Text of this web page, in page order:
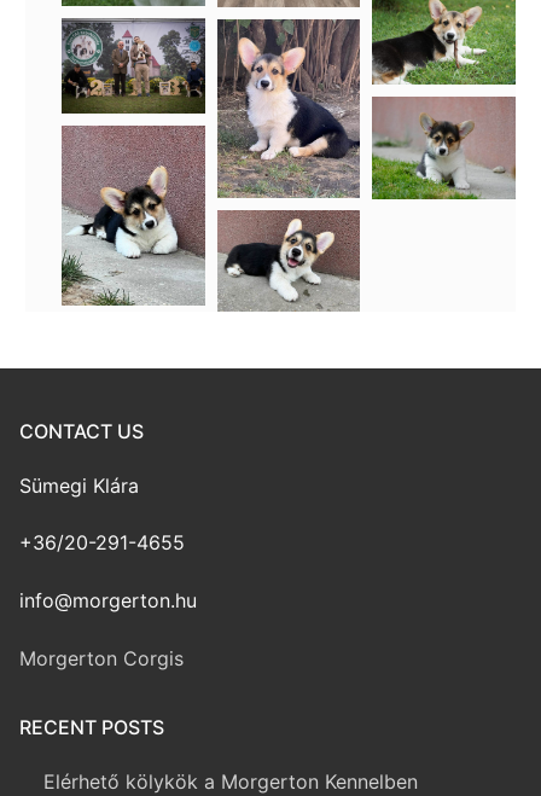
CONTACT US
Sümegi Klára
+36/20-291-4655
info@morgerton.hu
Morgerton Corgis
RECENT POSTS
Elérhető kölykök a Morgerton Kennelben